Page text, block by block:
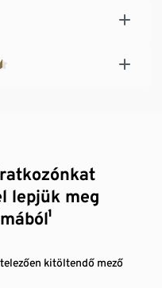
lepjük meg
kitöltendő mező